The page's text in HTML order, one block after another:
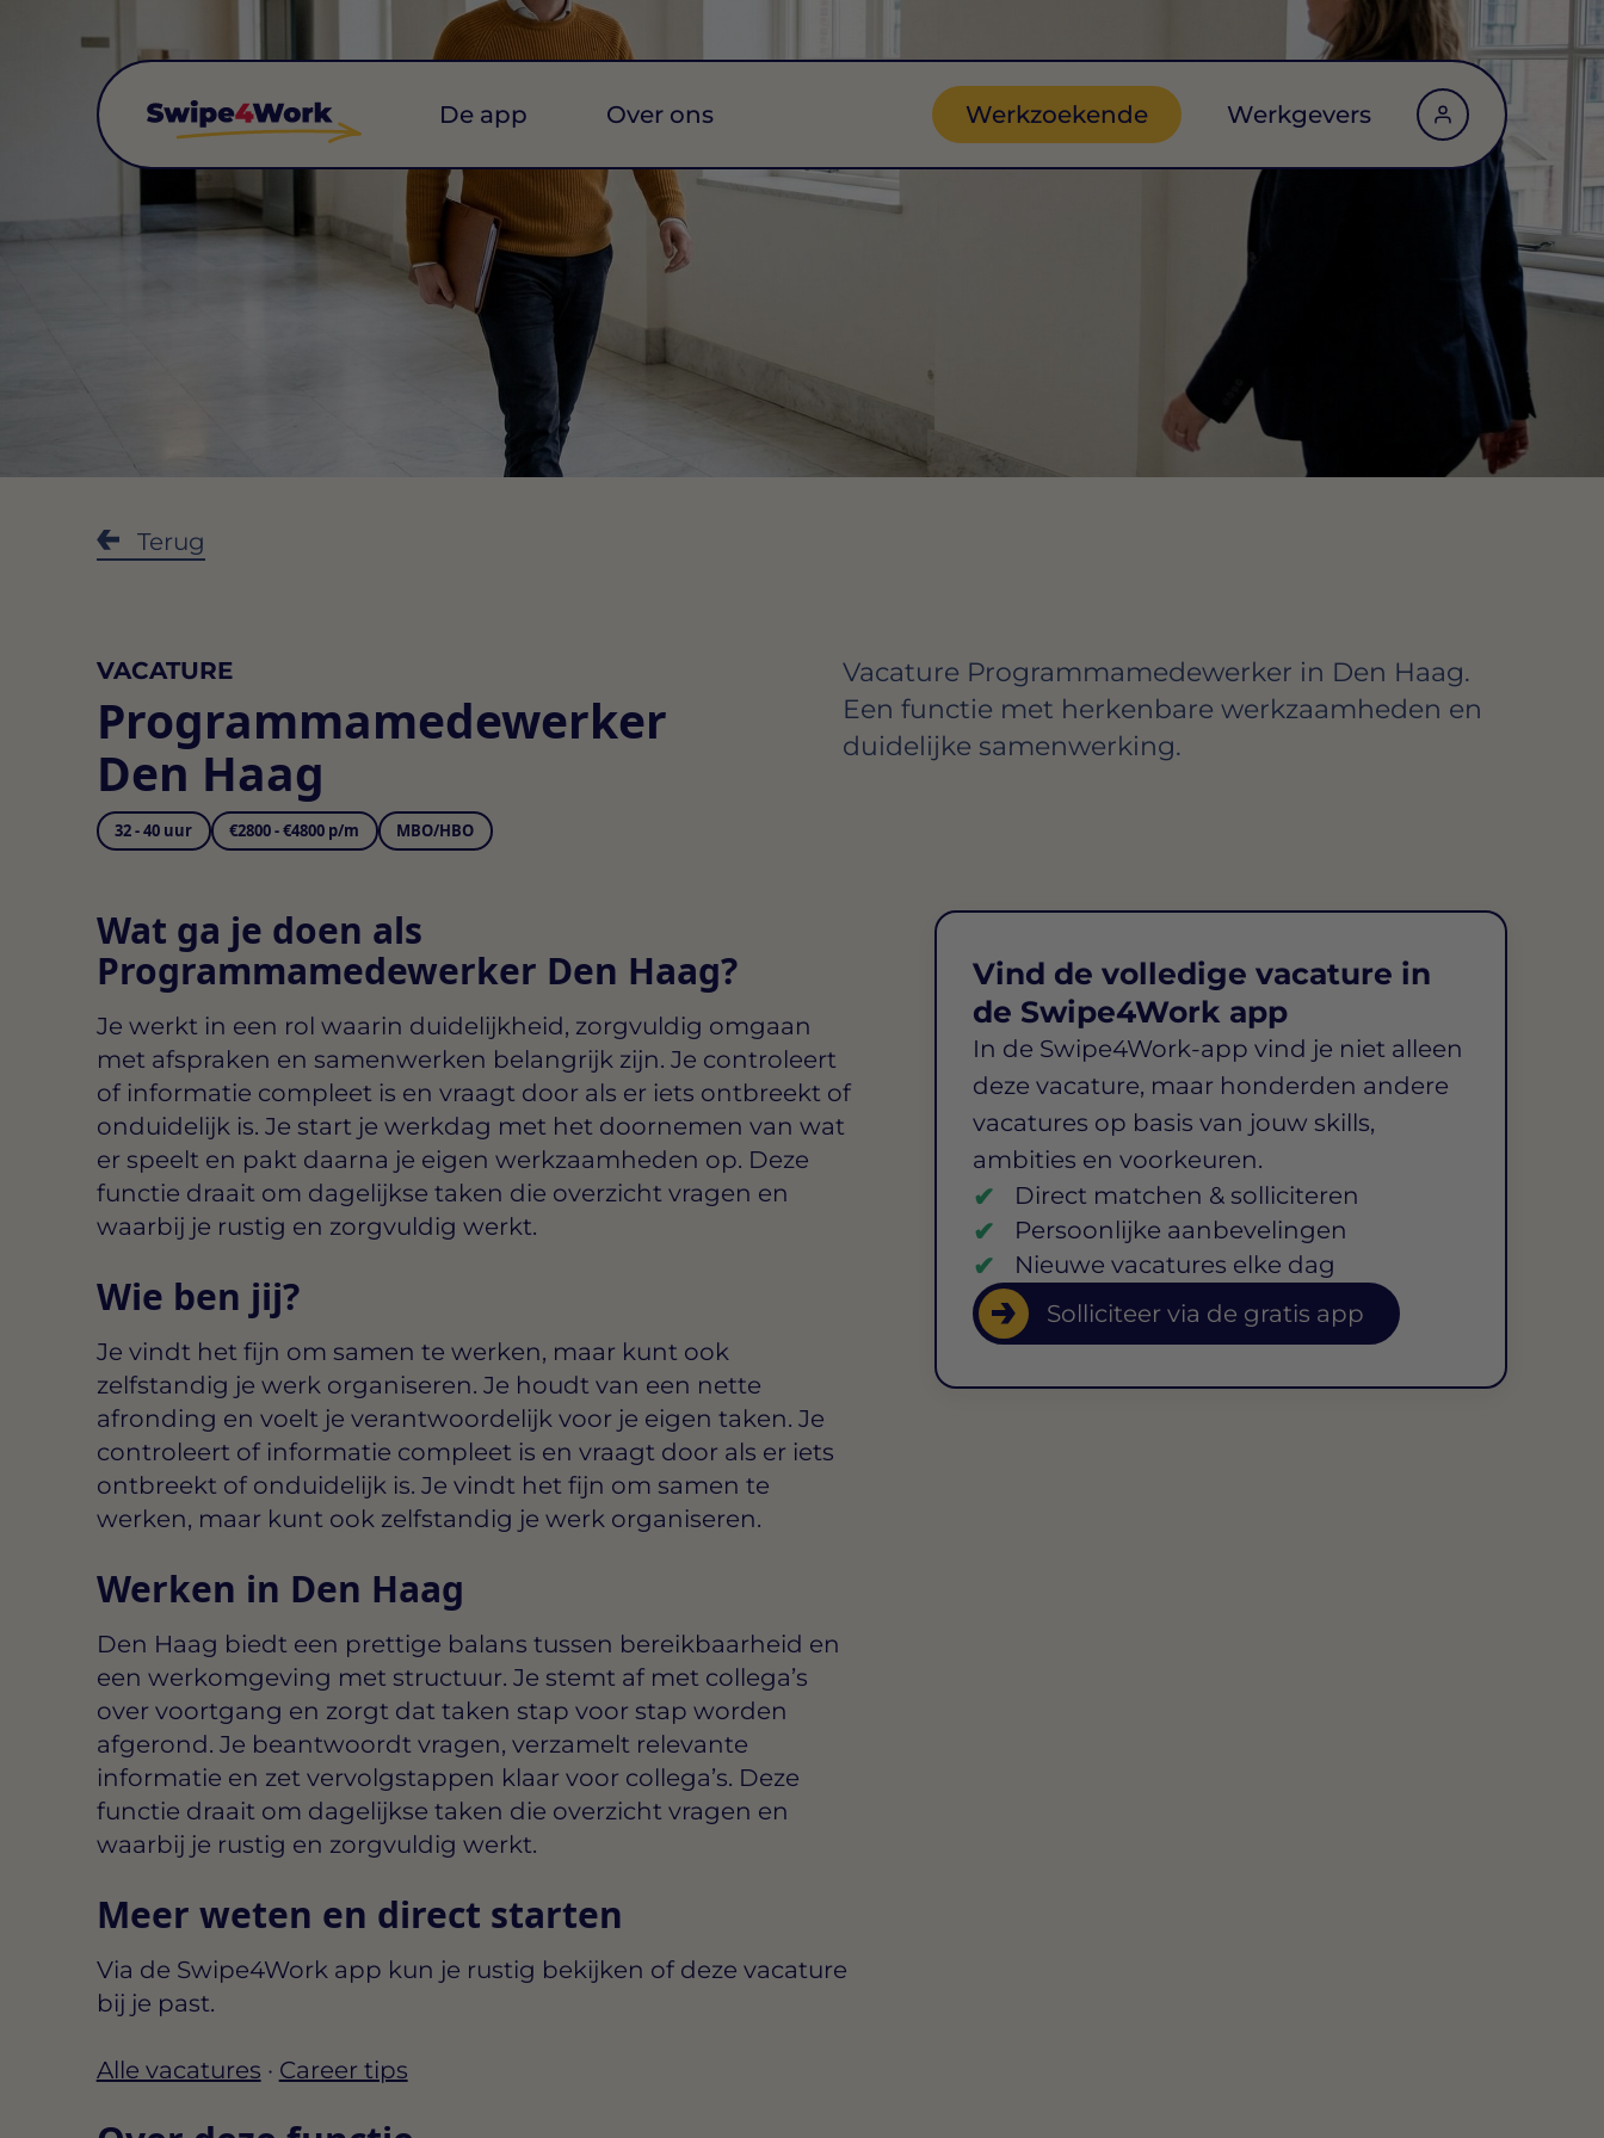
De app Over ons Werkzoekende Werkgevers
Terug
VACATURE
Programmamedewerker
Den Haag
32 - 40 uur €2800 - €4800 p/m MBO/HBO
Vacature Programmamedewerker in Den Haag.
Een functie met herkenbare werkzaamheden en
duidelijke samenwerking.
Wat ga je doen als
Programmamedewerker Den Haag?
Je werkt in een rol waarin duidelijkheid, zorgvuldig omgaan
met afspraken en samenwerken belangrijk zijn. Je controleert
of informatie compleet is en vraagt door als er iets ontbreekt of
onduidelijk is. Je start je werkdag met het doornemen van wat
er speelt en pakt daarna je eigen werkzaamheden op. Deze
functie draait om dagelijkse taken die overzicht vragen en
waarbij je rustig en zorgvuldig werkt.
Wie ben jij?
Je vindt het fijn om samen te werken, maar kunt ook
zelfstandig je werk organiseren. Je houdt van een nette
afronding en voelt je verantwoordelijk voor je eigen taken. Je
controleert of informatie compleet is en vraagt door als er iets
ontbreekt of onduidelijk is. Je vindt het fijn om samen te
werken, maar kunt ook zelfstandig je werk organiseren.
Werken in Den Haag
Den Haag biedt een prettige balans tussen bereikbaarheid en
een werkomgeving met structuur. Je stemt af met collega’s
over voortgang en zorgt dat taken stap voor stap worden
afgerond. Je beantwoordt vragen, verzamelt relevante
informatie en zet vervolgstappen klaar voor collega’s. Deze
functie draait om dagelijkse taken die overzicht vragen en
waarbij je rustig en zorgvuldig werkt.
Meer weten en direct starten
Via de Swipe4Work app kun je rustig bekijken of deze vacature
bij je past.
Alle vacatures · Career tips
Vind de volledige vacature in
de Swipe4Work app
In de Swipe4Work-app vind je niet alleen
deze vacature, maar honderden andere
vacatures op basis van jouw skills,
ambities en voorkeuren.
Direct matchen & solliciteren
Persoonlijke aanbevelingen
Nieuwe vacatures elke dag
Solliciteer via de gratis app